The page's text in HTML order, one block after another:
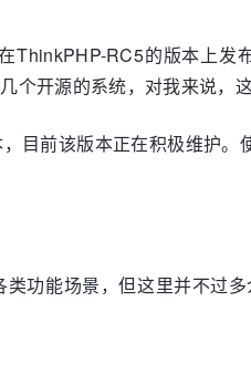
ThinkPHP-RC5的版本上
个开源的系统，对我来说，
目前该版本正在积极维护
功能场景，但这里并不过